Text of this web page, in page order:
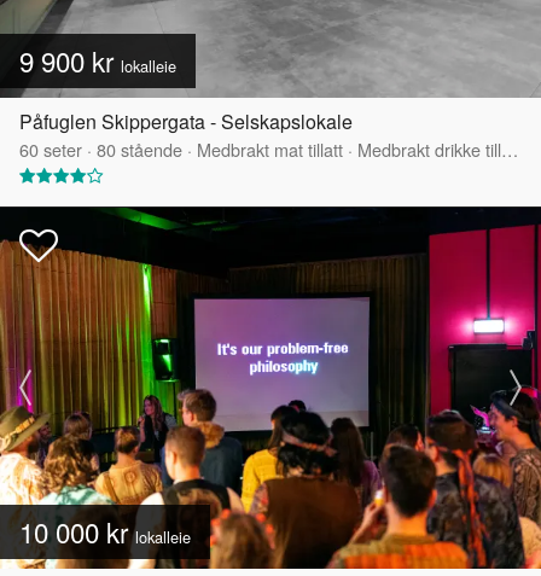
9 900 kr lokalleie
Påfuglen Skippergata - Selskapslokale
60seter · 80stående · Medbrakt mat tillatt · Medbrakt drikke tillatt
10 000 krlokalleie